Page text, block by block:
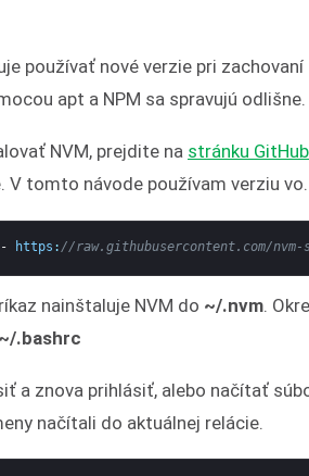
používať nové verzie pri
apt a NPM sa spravujú odlišne.
NVM, prejdite na stránku GitHub
V tomto návode používam verziu
- https : //raw.githubusercontent.com/
nainštaluje NVM do ~/.nvm .
~/.bashrc
a znova prihlásiť, alebo načítať
načítali do aktuálnej relácie.